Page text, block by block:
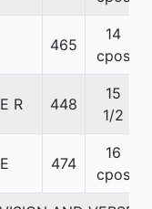
465
14
cpos
R 448
15
1/2
474
16
cpos